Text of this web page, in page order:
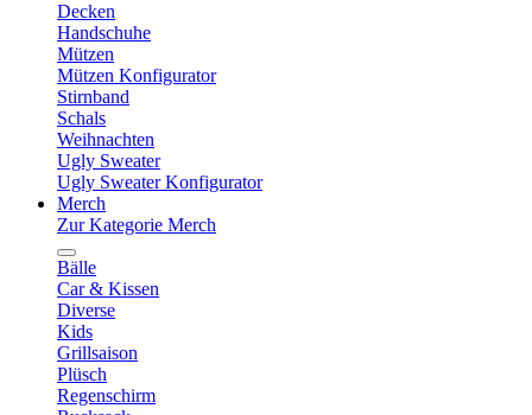
Decken
Handschuhe
Mützen
Mützen Konfigurator
Stirnband
Schals
Weihnachten
Ugly Sweater
Ugly Sweater Konfigurator
Merch
Zur Kategorie Merch
Bälle
Car & Kissen
Diverse
Kids
Grillsaison
Plüsch
Regenschirm